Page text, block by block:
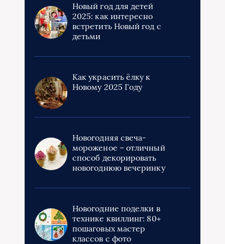
Новый год для детей
2025: как интересно
встретить Новый год с
детьми
Как украсить ёлку к
Новому 2025 Году
Новогодняя свеча-
мороженое – отличный
способ декорировать
новогоднюю вечеринку
Новогодние поделки в
технике квиллинг: 80+
пошаговых мастер
классов с фото